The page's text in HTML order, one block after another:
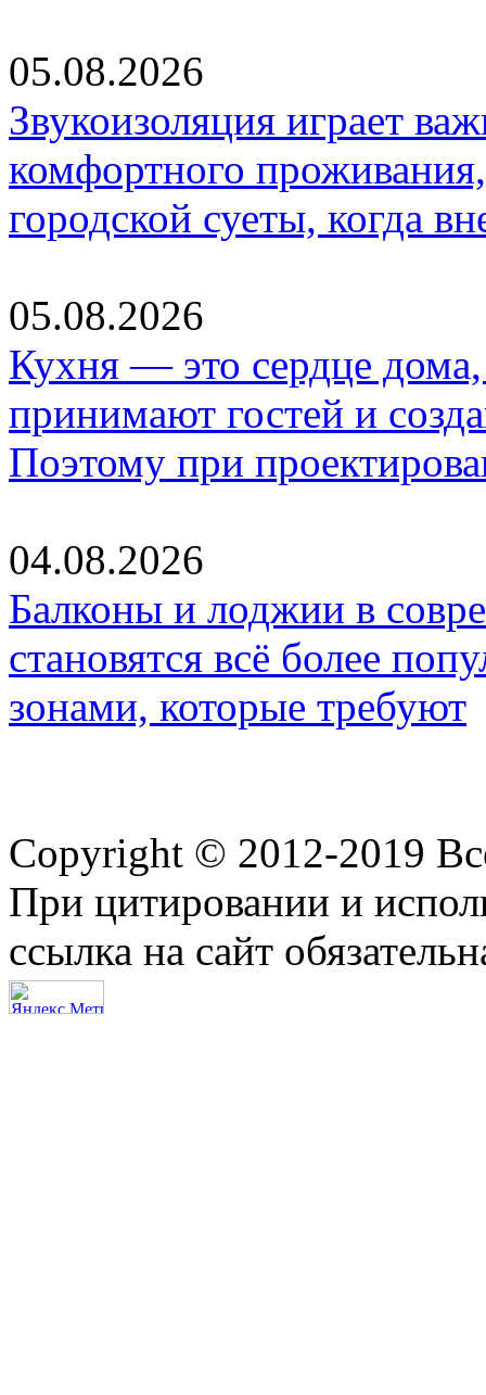
05.08.2026
Звукоизоляция играет
комфортного
городской суеты, когда
05.08.2026
Кухня — это сердце дома,
принимают гостей и
Поэтому при
04.08.2026
Балконы и лоджии в
становятся всё более
зонами, которые требуют
Copyright © 2012-2019
При цитировании и
ссылка на сайт